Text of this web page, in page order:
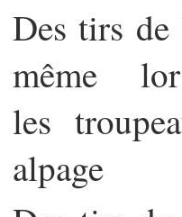
Des tirs
même
les
alpage